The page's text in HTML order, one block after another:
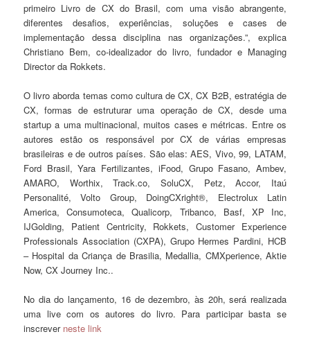
primeiro Livro de CX do Brasil, com uma visão abrangente,
diferentes desafios, experiências, soluções e cases de
implementação dessa disciplina nas organizações.”, explica
Christiano Bem, co-idealizador do livro, fundador e Managing
Director da Rokkets.
O livro aborda temas como cultura de CX, CX B2B, estratégia de
CX, formas de estruturar uma operação de CX, desde uma
startup a uma multinacional, muitos cases e métricas. Entre os
autores estão os responsável por CX de várias empresas
brasileiras e de outros países. São elas: AES, Vivo, 99, LATAM,
Ford Brasil, Yara Fertilizantes, iFood, Grupo Fasano, Ambev,
AMARO, Worthix, Track.co, SoluCX, Petz, Accor, Itaú
Personalité, Volto Group, DoingCXright®, Electrolux Latin
America, Consumoteca, Qualicorp, Tribanco, Basf, XP Inc,
IJGolding, Patient Centricity, Rokkets, Customer Experience
Professionals Association (CXPA), Grupo Hermes Pardini, HCB
– Hospital da Criança de Brasilia, Medallia, CMXperience, Aktie
Now, CX Journey Inc..
No dia do lançamento, 16 de dezembro, às 20h, será realizada
uma live com os autores do livro. Para participar basta se
inscrever neste link